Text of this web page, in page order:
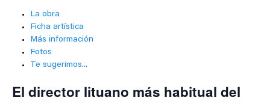
La obra
Ficha artística
Más información
Fotos
Te sugerimos...
El director lituano más habitual del